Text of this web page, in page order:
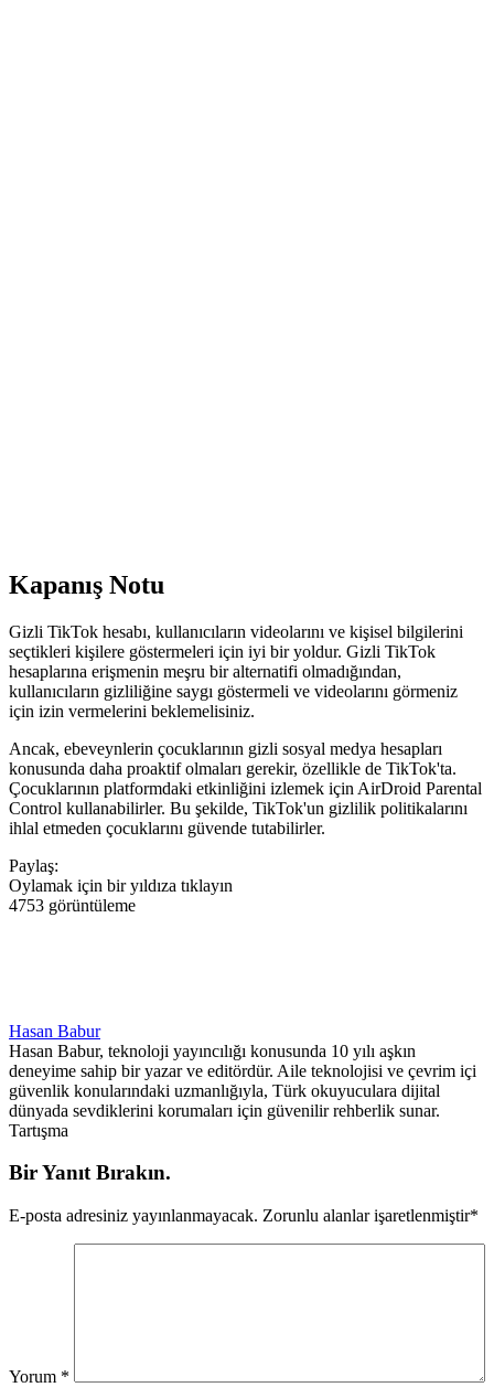
Kapanış Notu
Gizli TikTok hesabı, kullanıcıların videolarını ve kişisel bilgilerini
seçtikleri kişilere göstermeleri için iyi bir yoldur. Gizli TikTok
hesaplarına erişmenin meşru bir alternatifi olmadığından,
kullanıcıların gizliliğine saygı göstermeli ve videolarını görmeniz
için izin vermelerini beklemelisiniz.
Ancak, ebeveynlerin çocuklarının gizli sosyal medya hesapları
konusunda daha proaktif olmaları gerekir, özellikle de TikTok'ta.
Çocuklarının platformdaki etkinliğini izlemek için AirDroid Parental
Control kullanabilirler. Bu şekilde, TikTok'un gizlilik politikalarını
ihlal etmeden çocuklarını güvende tutabilirler.
Paylaş:
Oylamak için bir yıldıza tıklayın
4753 görüntüleme
Hasan Babur
Hasan Babur, teknoloji yayıncılığı konusunda 10 yılı aşkın
deneyime sahip bir yazar ve editördür. Aile teknolojisi ve çevrim içi
güvenlik konularındaki uzmanlığıyla, Türk okuyuculara dijital
dünyada sevdiklerini korumaları için güvenilir rehberlik sunar.
Tartışma
Bir Yanıt Bırakın.
E-posta adresiniz yayınlanmayacak. Zorunlu alanlar işaretlenmiştir*
Yorum *